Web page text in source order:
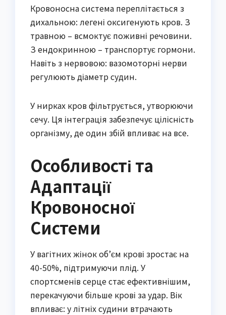
Кровоносна система переплітається з
дихальною: легені оксигенують кров. З
травною – всмоктує поживні речовини.
З ендокринною – транспортує гормони.
Навіть з нервовою: вазомоторні нерви
регулюють діаметр судин.
У нирках кров фільтрується, утворюючи
сечу. Ця інтеграція забезпечує цілісність
організму, де один збій впливає на все.
Особливості та
Адаптації
Кровоносної
Системи
У вагітних жінок об’єм крові зростає на
40-50%, підтримуючи плід. У
спортсменів серце стає ефективнішим,
перекачуючи більше крові за удар. Вік
впливає: у літніх судини втрачають